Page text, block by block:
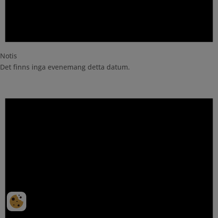
Notis
Det finns inga evenemang detta datum.